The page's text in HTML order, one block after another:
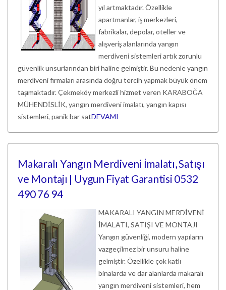
yıl artmaktadır. Özellikle
apartmanlar, iş merkezleri,
fabrikalar, depolar, oteller ve
alışveriş alanlarında yangın
merdiveni sistemleri artık zorunlu
güvenlik unsurlarından biri haline gelmiştir. Bu nedenle yangın
merdiveni firmaları arasında doğru tercih yapmak büyük önem
taşımaktadır. Çekmeköy merkezli hizmet veren KARABOĞA
MÜHENDİSLİK, yangın merdiveni imalatı, yangın kapısı
sistemleri, panik bar satDEVAMI
Makaralı Yangın Merdiveni İmalatı, Satışı
ve Montajı | Uygun Fiyat Garantisi 0532
490 76 94
MAKARALI YANGIN MERDİVENİ
İMALATI, SATIŞI VE MONTAJI
Yangın güvenliği, modern yapıların
vazgeçilmez bir unsuru haline
gelmiştir. Özellikle çok katlı
binalarda ve dar alanlarda makaralı
yangın merdiveni sistemleri, hem